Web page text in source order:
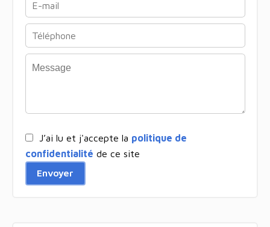
J’ai lu et j'accepte la politique de
confidentialité de ce site
Envoyer